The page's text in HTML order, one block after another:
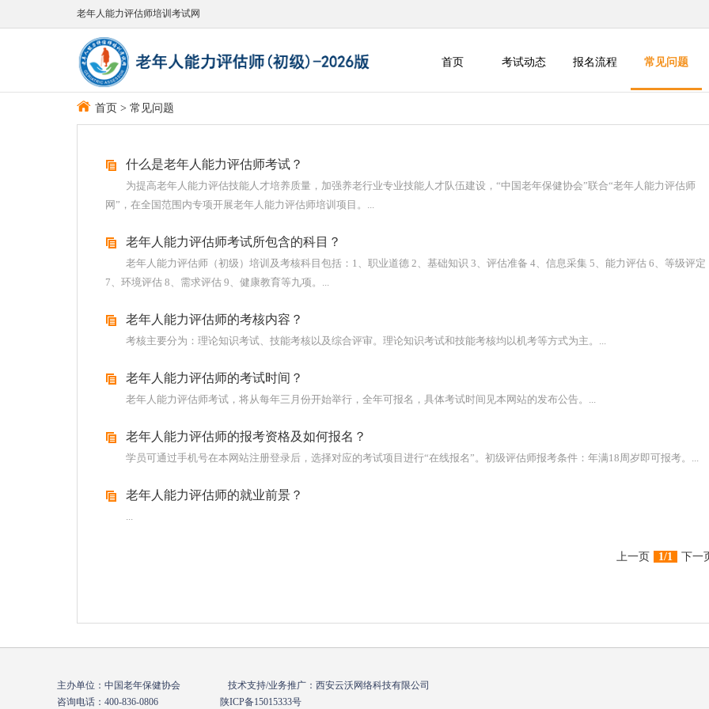
老年人能力评估师培训考试网
首页 考试动态 报名流程 常见问题
首页 > 常见问题
什么是老年人能力评估师考试？
为提高老年人能力评估技能人才培养质量，加强养老行业专业技能人才队伍建设，“中国老年保健协会”联合“老年人能力评估师
网”，在全国范围内专项开展老年人能力评估师培训项目。...
老年人能力评估师考试所包含的科目？
老年人能力评估师（初级）培训及考核科目包括：1、职业道德 2、基础知识 3、评估准备 4、信息采集 5、能力评估 6、等级评定
7、环境评估 8、需求评估 9、健康教育等九项。...
老年人能力评估师的考核内容？
考核主要分为：理论知识考试、技能考核以及综合评审。理论知识考试和技能考核均以机考等方式为主。...
老年人能力评估师的考试时间？
老年人能力评估师考试，将从每年三月份开始举行，全年可报名，具体考试时间见本网站的发布公告。...
老年人能力评估师的报考资格及如何报名？
学员可通过手机号在本网站注册登录后，选择对应的考试项目进行“在线报名”。初级评估师报考条件：年满18周岁即可报考。...
老年人能力评估师的就业前景？
...
上一页 1/1 下一
主办单位：中国老年保健协会 技术支持/业务推广：西安云沃网络科技有限公司
咨询电话：400-836-0806 陕ICP备15015333号